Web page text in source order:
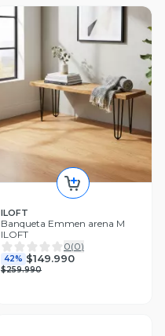
ILOFT
Banqueta Emmen arena M
ILOFT
0(0)
42% $149.990
$259.990